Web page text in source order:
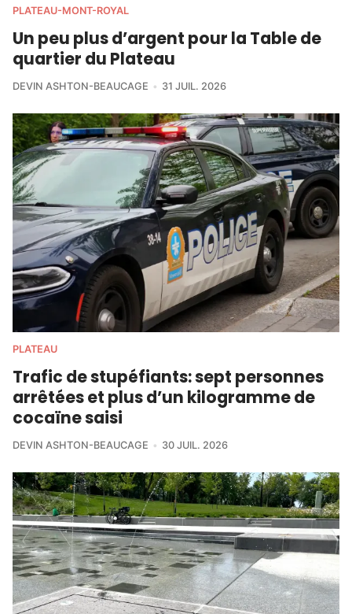
PLATEAU-MONT-ROYAL
Un peu plus d’argent pour la Table de
quartier du Plateau
DEVIN ASHTON-BEAUCAGE 31 JUIL. 2026
PLATEAU
Trafic de stupéfiants: sept personnes
arrêtées et plus d’un kilogramme de
cocaïne saisi
DEVIN ASHTON-BEAUCAGE 30 JUIL. 2026